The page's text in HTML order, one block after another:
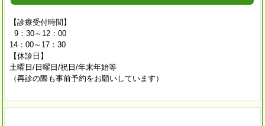
【診療受付時間】
9：30～12：00
14：00～17：30
【休診日】
土曜日/日曜日/祝日/年末年始等
（再診の際も事前予約をお願いしています）